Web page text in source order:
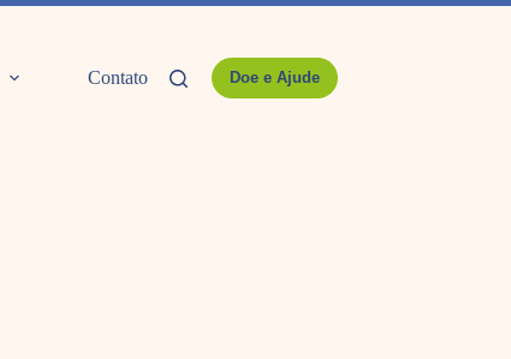
Contato Doe e Ajude